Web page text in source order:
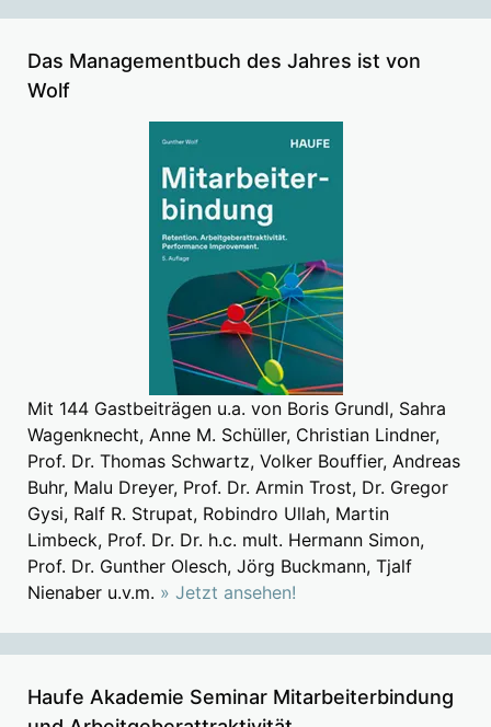
Das Managementbuch des Jahres ist von
Wolf
Mit 144 Gastbeiträgen u.a. von Boris Grundl, Sahra
Wagenknecht, Anne M. Schüller, Christian Lindner,
Prof. Dr. Thomas Schwartz, Volker Bouffier, Andreas
Buhr, Malu Dreyer, Prof. Dr. Armin Trost, Dr. Gregor
Gysi, Ralf R. Strupat, Robindro Ullah, Martin
Limbeck, Prof. Dr. Dr. h.c. mult. Hermann Simon,
Prof. Dr. Gunther Olesch, Jörg Buckmann, Tjalf
Nienaber u.v.m. » Jetzt ansehen!
Haufe Akademie Seminar Mitarbeiterbindung